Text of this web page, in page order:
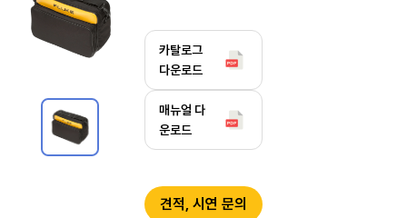
카탈로그
다운로드
매뉴얼 다
운로드
견적, 시연 문의